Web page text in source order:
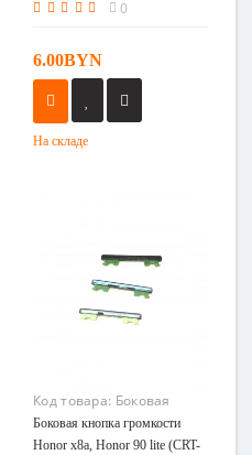
0
6.00BYN
На складе
Код товара: Боковая
кнопка Honor x8a, Honor
90 lite (CRT-LX1) черный
Боковая кнопка громкости
Honor x8a, Honor 90 lite (CRT-